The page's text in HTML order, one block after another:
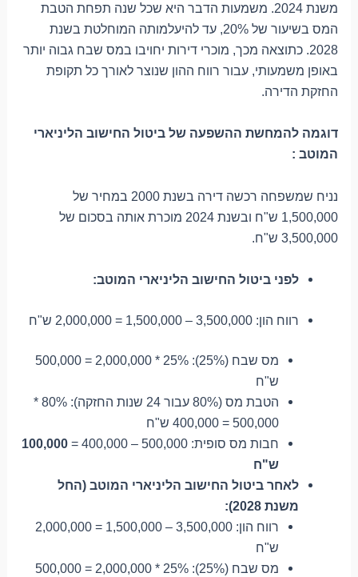
משנת 2024. משמעות הדבר היא שכל שנה תפחת הטבת
המס בשיעור של 20%, עד להיעלמותה המוחלטת בשנת
2028. כתוצאה מכך, מוכרי דירות יחויבו במס שבח גבוה יותר
באופן משמעותי, עבור רווח ההון שנוצר לאורך כל תקופת
החזקת הדירה.
דוגמה להמחשת ההשפעה של ביטול החישוב הליניארי
המוטב :
נניח שמשפחה רכשה דירה בשנת 2000 במחיר של
1,500,000 ש"ח ובשנת 2024 מוכרת אותה בסכום של
3,500,000 ש"ח.
לפני ביטול החישוב הליניארי המוטב:
רווח הון: 3,500,000 – 1,500,000 = 2,000,000 ש"ח
מס שבח (25%): 25% * 2,000,000 = 500,000
ש"ח
הטבת מס (80% עבור 24 שנות החזקה): 80% *
500,000 = 400,000 ש"ח
חבות מס סופית: 500,000 – 400,000 =
100,000
ש"ח
לאחר ביטול החישוב הליניארי המוטב (החל
משנת 2028):
רווח הון: 3,500,000 – 1,500,000 = 2,000,000
ש"ח
מס שבח (25%): 25% * 2,000,000 = 500,000